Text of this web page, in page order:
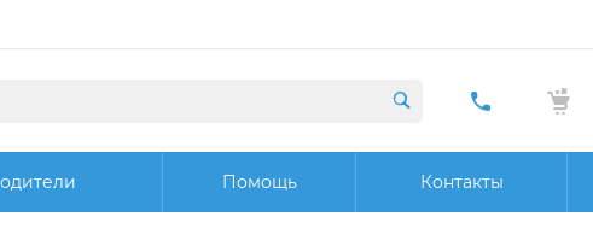
+7 (423)
20 32
Помощь Контакты